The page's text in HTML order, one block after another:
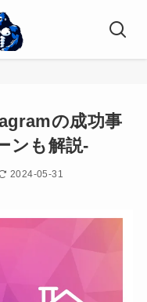
の成功事
ンも解説-
2024-05-31